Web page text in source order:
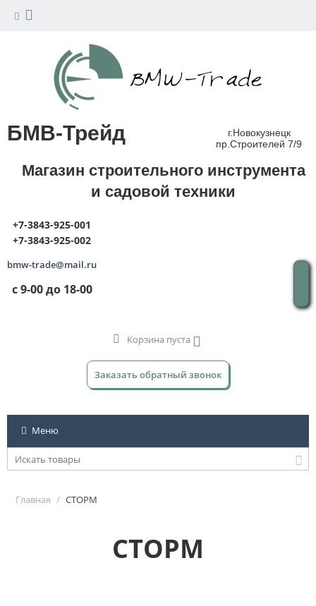
БМВ-Трейд
г.Новокузнецк
пр.Строителей 7/9
Магазин строительного инструмента
и садовой техники
+7-3843-925-001
+7-3843-925-002
bmw-trade@mail.ru
с 9-00 до 18-00
Корзина пуста
Заказать обратный звонок
Меню
Главная / СТОРМ
СТОРМ